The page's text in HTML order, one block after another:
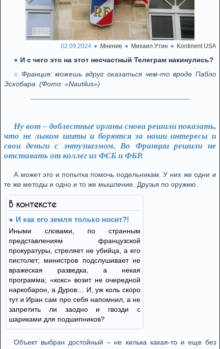
02.09.2024 Мнение Михаил Утин Kontinent USA
И с чего это на этот несчастный Телеграм накинулись?
Франция: можешь вдруг оказаться чем-то вроде Пабло
Эскобара. (Фото: «Nautilus»)
Ну вот – доблестные органы снова решили показать,
что не лыком шиты и борются за наши интересы и
свои деньги с энтузиазмом. Во Франции решили не
отставать от коллег из ФСБ и ФБР.
А может это и попытка помочь подельникам. У них же одни и
те же методы и одно и то же мышление. Друзья по оружию.
В контексте
И как его земля только носит?!
Иными словами, по странным
представлениям французской
прокуратуры, стреляет не убийца, а его
пистолет; министров подслушивает не
вражеская разведка, а некая
программа; «кокс» возит не очередной
наркобарон, а Дуров… И, уж коль скоро
тут и Иран сам про себя напомнил, а не
запретить ли заодно и гвозди с
шариками для подшипников?
Объект выбран достойный – не килька какая-то и еще без